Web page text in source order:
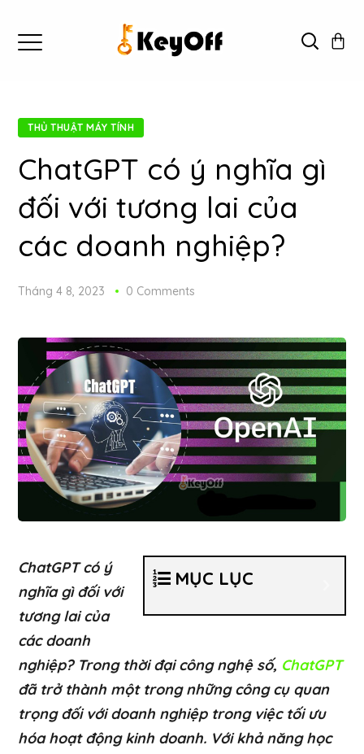
THỦ THUẬT MÁY TÍNH
ChatGPT có ý nghĩa gì
đối với tương lai của
các doanh nghiệp?
Tháng 4 8, 2023 0 Comments
MỤC LỤC
ChatGPT có ý
nghĩa gì đối với
tương lai của
các doanh
nghiệp? Trong thời đại công nghệ số, ChatGPT
đã trở thành một trong những công cụ quan
trọng đối với doanh nghiệp trong việc tối ưu
hóa hoạt động kinh doanh. Với khả năng học